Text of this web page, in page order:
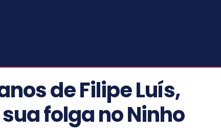
de Filipe Luís,
folga no Ninho